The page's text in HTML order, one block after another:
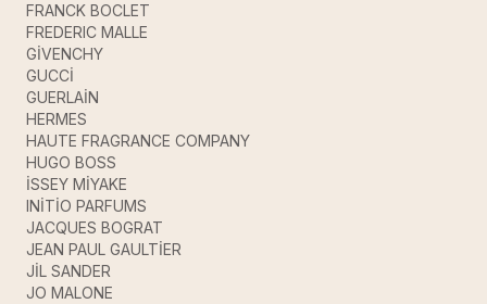
FRANCK BOCLET
FREDERIC MALLE
GİVENCHY
GUCCİ
GUERLAİN
HERMES
HAUTE FRAGRANCE COMPANY
HUGO BOSS
İSSEY MİYAKE
INİTİO PARFUMS
JACQUES BOGRAT
JEAN PAUL GAULTİER
JİL SANDER
JO MALONE